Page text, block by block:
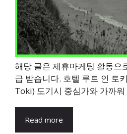
해당 글은 제휴마케팅 활동으
급 받습니다. 호텔 루트 인 토
Toki) 도기시 중심가와 가까워
Read more